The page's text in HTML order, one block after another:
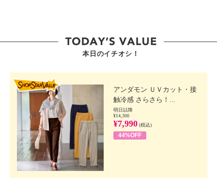
本日のイチオシ！
アンダモン ＵＶカット・接
触冷感 さらさら！...
明日以降
¥14,300
¥7,990 (税込)
44%OFF